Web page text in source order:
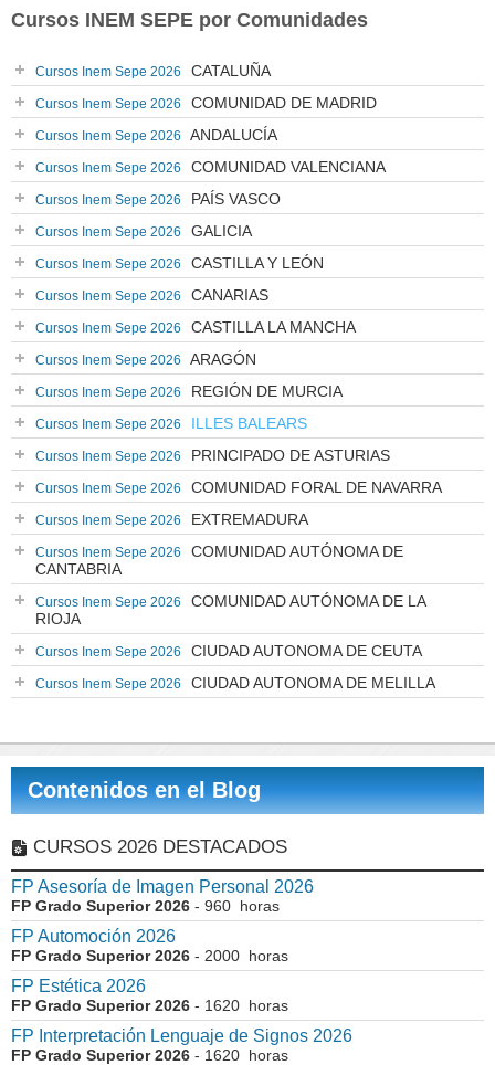
Cursos INEM SEPE por Comunidades
Cursos Inem Sepe 2026 CATALUÑA
Cursos Inem Sepe 2026 COMUNIDAD DE MADRID
Cursos Inem Sepe 2026 ANDALUCÍA
Cursos Inem Sepe 2026 COMUNIDAD VALENCIANA
Cursos Inem Sepe 2026 PAÍS VASCO
Cursos Inem Sepe 2026 GALICIA
Cursos Inem Sepe 2026 CASTILLA Y LEÓN
Cursos Inem Sepe 2026 CANARIAS
Cursos Inem Sepe 2026 CASTILLA LA MANCHA
Cursos Inem Sepe 2026 ARAGÓN
Cursos Inem Sepe 2026 REGIÓN DE MURCIA
Cursos Inem Sepe 2026 ILLES BALEARS
Cursos Inem Sepe 2026 PRINCIPADO DE ASTURIAS
Cursos Inem Sepe 2026 COMUNIDAD FORAL DE NAVARRA
Cursos Inem Sepe 2026 EXTREMADURA
Cursos Inem Sepe 2026
COMUNIDAD AUTÓNOMA DE
CANTABRIA
Cursos Inem Sepe 2026
COMUNIDAD AUTÓNOMA DE LA
RIOJA
Cursos Inem Sepe 2026 CIUDAD AUTONOMA DE CEUTA
Cursos Inem Sepe 2026 CIUDAD AUTONOMA DE MELILLA
Contenidos en el Blog
CURSOS 2026 DESTACADOS
FP Asesoría de Imagen Personal 2026
FP Grado Superior 2026 - 960 horas
FP Automoción 2026
FP Grado Superior 2026 - 2000 horas
FP Estética 2026
FP Grado Superior 2026 - 1620 horas
FP Interpretación Lenguaje de Signos 2026
FP Grado Superior 2026 - 1620 horas